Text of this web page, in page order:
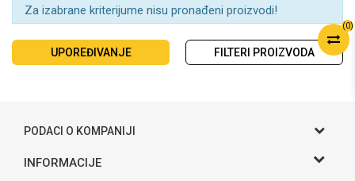
(0)
Za izabrane kriterijume nisu pronađeni proizvodi!
UPOREĐIVANJE FILTERI PROIZVODA
PODACI O KOMPANIJI
Gama S doo
INFORMACIJE